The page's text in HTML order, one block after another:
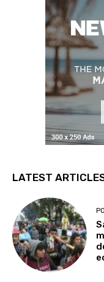
LATEST